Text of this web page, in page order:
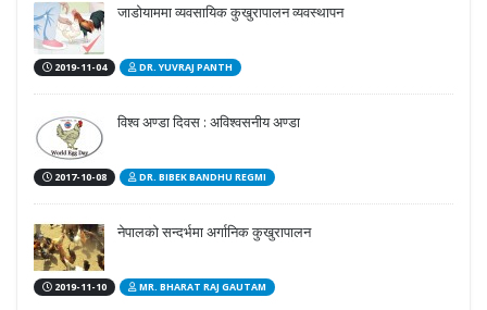
जाडोयाममा व्यवसायिक कुखुरापालन व्यवस्थापन
2019-11-04 DR. YUVRAJ PANTH
विश्व अण्डा दिवस : अविश्वसनीय अण्डा
2017-10-08 DR. BIBEK BANDHU REGMI
नेपालको सन्दर्भमा अर्गानिक कुखुरापालन
2019-11-10 MR. BHARAT RAJ GAUTAM